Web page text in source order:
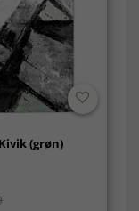
(grøn)